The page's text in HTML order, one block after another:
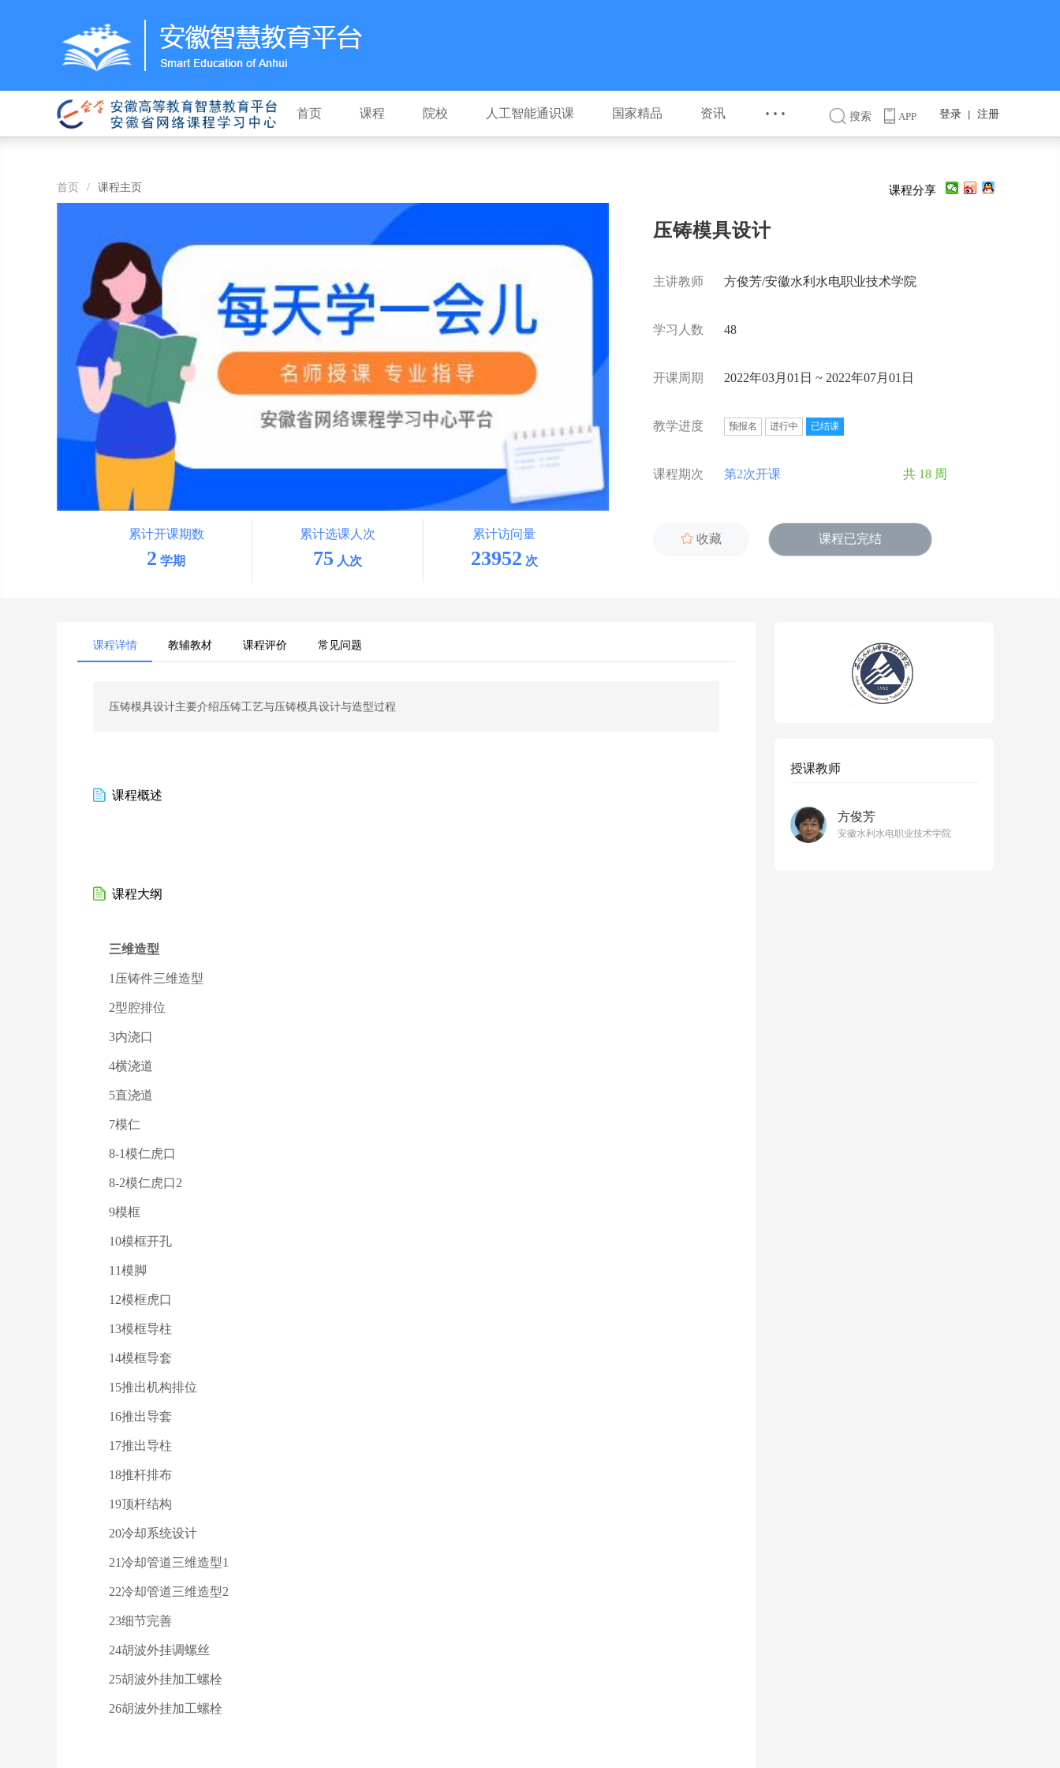
首页 课程 院校 人工智能通识课 国家精品 资讯 ··· 搜索 APP 登录 注册
首页 / 课程主页
累计开课期数
2 学期
累计选课人次
75 人次
累计访问量
23952 次
课程分享
压铸模具设计
主讲教师 方俊芳/安徽水利水电职业技术学院
学习人数 48
开课周期 2022年03月01日 ~ 2022年07月01日
教学进度 预报名 进行中 已结课
课程期次 第2次开课 共 18 周
 收藏 课程已完结
课程详情 教辅教材 课程评价 常见问题
压铸模具设计主要介绍压铸工艺与压铸模具设计与造型过程
课程概述
课程大纲
三维造型
1压铸件三维造型
2型腔排位
3内浇口
4横浇道
5直浇道
7模仁
8-1模仁虎口
8-2模仁虎口2
9模框
10模框开孔
11模脚
12模框虎口
13模框导柱
14模框导套
15推出机构排位
16推出导套
17推出导柱
18推杆排布
19顶杆结构
20冷却系统设计
21冷却管道三维造型1
22冷却管道三维造型2
23细节完善
24胡波外挂调螺丝
25胡波外挂加工螺栓
26胡波外挂加工螺栓
授课教师
方俊芳
安徽水利水电职业技术学院